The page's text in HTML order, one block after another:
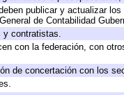
publicar y actualizar
de Contabilidad
y contratistas.
con la federación, con
de concertación con los